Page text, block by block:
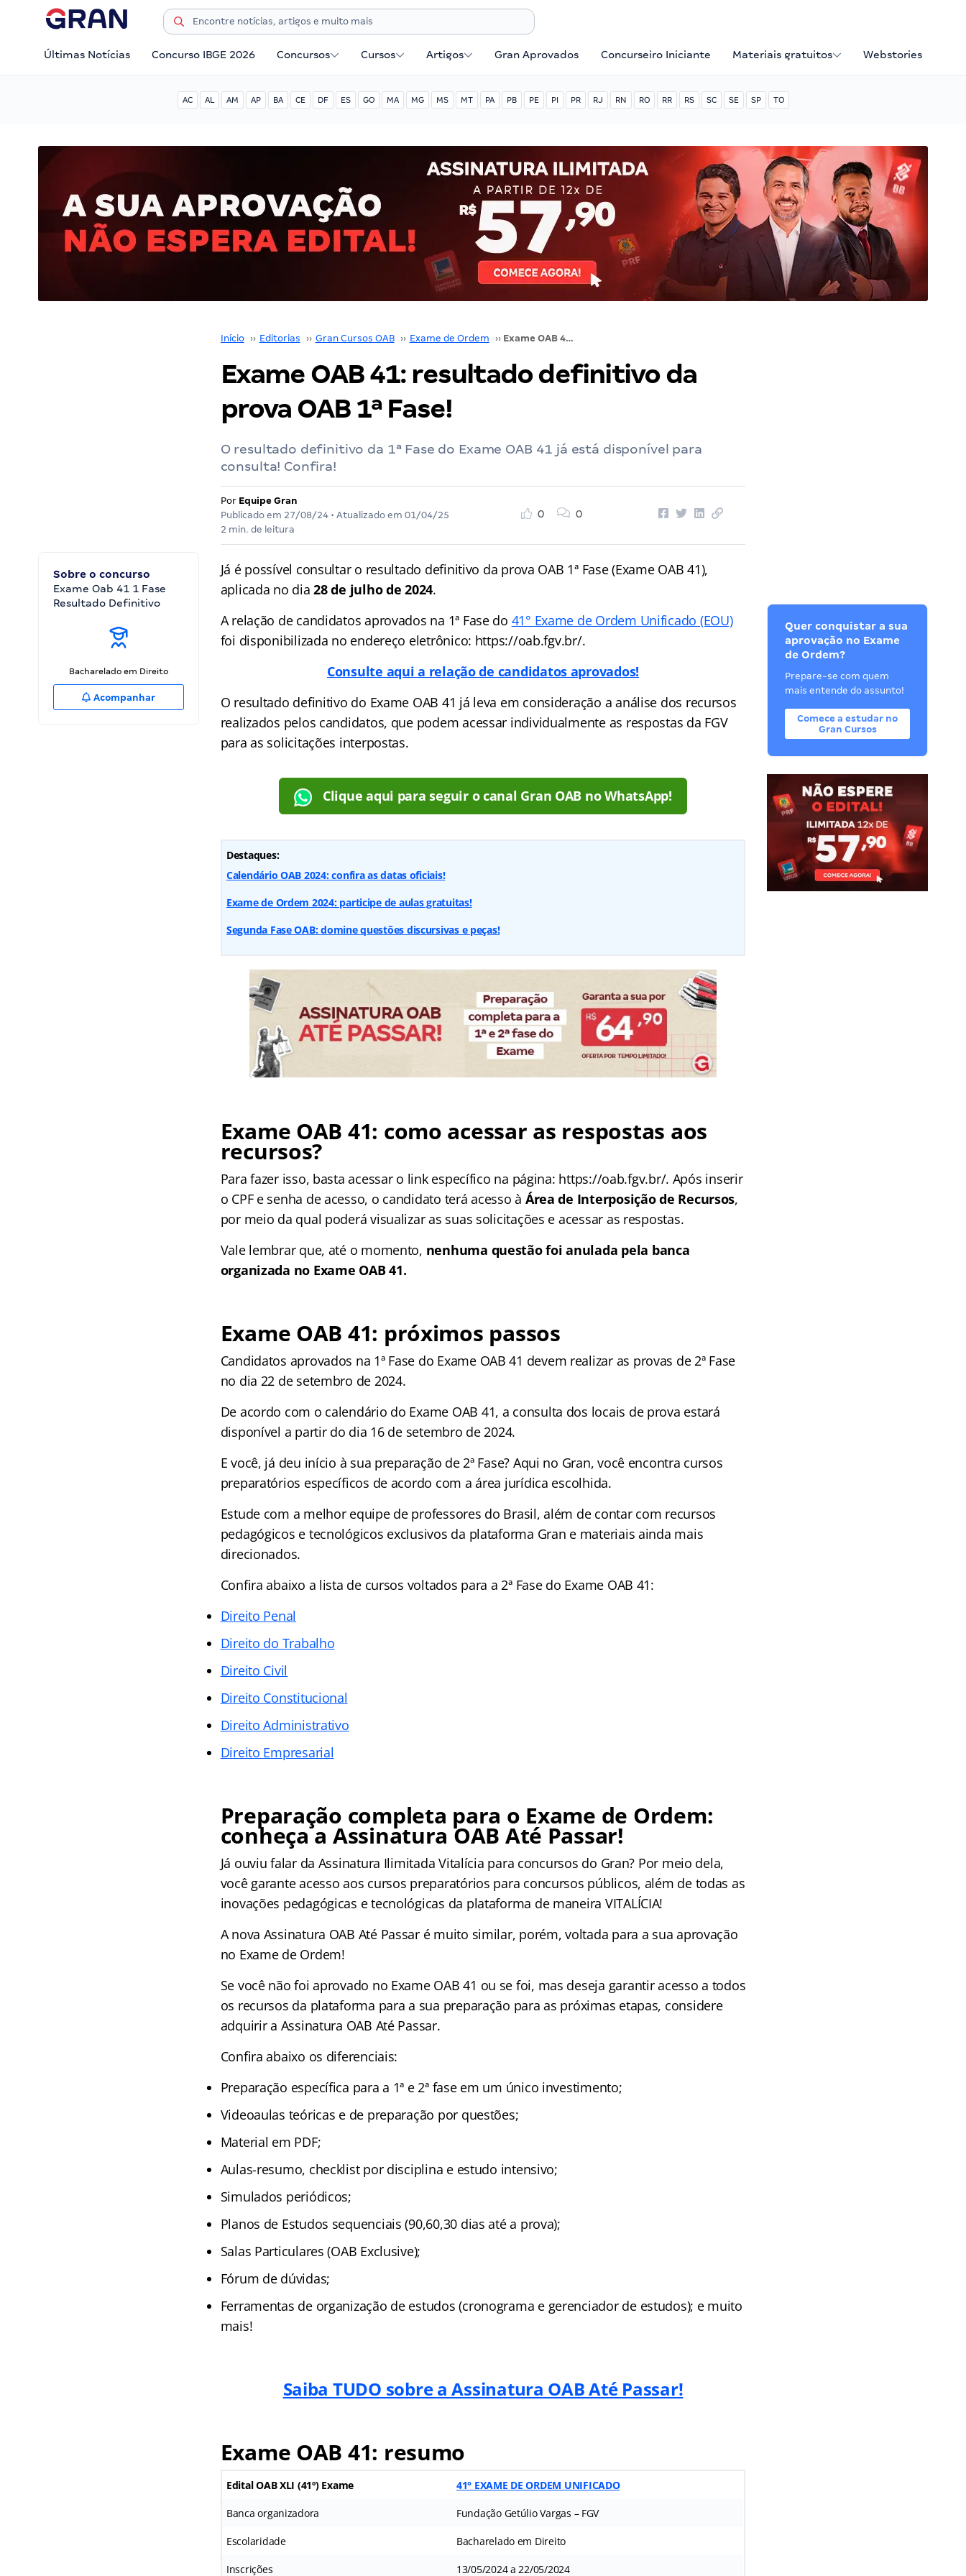
Últimas Notícias Concurso IBGE 2026 Concursos Cursos Artigos Gran Aprovados Concurseiro Iniciante Materiais gratuitos Webstories
AC AL AM AP BA CE DF ES GO MA MG MS MT PA PB PE PI PR RJ RN RO RR RS SC SE SP TO
Início ›› Editorias ›› Gran Cursos OAB ›› Exame de Ordem ›› Exame OAB 41: resultado definitivo da prova OAB 1ª Fase!
Exame OAB 41: resultado definitivo da
prova OAB 1ª Fase!
O resultado definitivo da 1ª Fase do Exame OAB 41 já está disponível para
consulta! Confira!
Por Equipe Gran
Publicado em 27/08/24• Atualizado em 01/04/25
2 min. de leitura
0 0
Sobre o concurso
Exame Oab 41 1 Fase
Resultado Definitivo
Bacharelado em Direito
Acompanhar
Já é possível consultar o resultado definitivo da prova OAB 1ª Fase (Exame OAB 41),
aplicada no dia28 de julho de 2024.
A relação de candidatos aprovados na 1ª Fase do 41° Exame de Ordem Unificado (EOU)
foi disponibilizada no endereço eletrônico: https://oab.fgv.br/.
Consulte aqui a relação de candidatos aprovados!
O resultado definitivo do Exame OAB 41 já leva em consideração a análise dos recursos
realizados pelos candidatos, que podem acessar individualmente as respostas da FGV
para as solicitações interpostas.
Clique aqui para seguir o canal Gran OAB no WhatsApp!
Destaques:
Calendário OAB 2024: confira as datas oficiais!
Exame de Ordem 2024: participe de aulas gratuitas!
Segunda Fase OAB: domine questões discursivas e peças!
Exame OAB 41: como acessar as respostas aos
recursos?
Para fazer isso, basta acessar o link específico na página: https://oab.fgv.br/. Após inserir
o CPF e senha de acesso, o candidato terá acesso à Área de Interposição de Recursos,
por meio da qual poderá visualizar as suas solicitações e acessar as respostas.
Vale lembrar que, até o momento, nenhuma questão foi anulada pela banca
organizada no Exame OAB 41.
Exame OAB 41: próximos passos
Candidatos aprovados na 1ª Fase do Exame OAB 41 devem realizar as provas de 2ª Fase
no dia 22 de setembro de 2024.
De acordo com o calendário do Exame OAB 41, a consulta dos locais de prova estará
disponível a partir do dia 16 de setembro de 2024.
E você, já deu início à sua preparação de 2ª Fase? Aqui no Gran, você encontra cursos
preparatórios específicos de acordo com a área jurídica escolhida.
Estude com a melhor equipe de professores do Brasil, além de contar com recursos
pedagógicos e tecnológicos exclusivos da plataforma Gran e materiais ainda mais
direcionados.
Confira abaixo a lista de cursos voltados para a 2ª Fase do Exame OAB 41:
Direito Penal
Direito do Trabalho
Direito Civil
Direito Constitucional
Direito Administrativo
Direito Empresarial
Preparação completa para o Exame de Ordem:
conheça a Assinatura OAB Até Passar!
Já ouviu falar da Assinatura Ilimitada Vitalícia para concursos do Gran? Por meio dela,
você garante acesso aos cursos preparatórios para concursos públicos, além de todas as
inovações pedagógicas e tecnológicas da plataforma de maneira VITALÍCIA!
A nova Assinatura OAB Até Passar é muito similar, porém, voltada para a sua aprovação
no Exame de Ordem!
Se você não foi aprovado no Exame OAB 41 ou se foi, mas deseja garantir acesso a todos
os recursos da plataforma para a sua preparação para as próximas etapas, considere
adquirir a Assinatura OAB Até Passar.
Confira abaixo os diferenciais:
Preparação específica para a 1ª e 2ª fase em um único investimento;
Videoaulas teóricas e de preparação por questões;
Material em PDF;
Aulas-resumo, checklist por disciplina e estudo intensivo;
Simulados periódicos;
Planos de Estudos sequenciais (90,60,30 dias até a prova);
Salas Particulares (OAB Exclusive);
Fórum de dúvidas;
Ferramentas de organização de estudos (cronograma e gerenciador de estudos); e muito
mais!
Saiba TUDO sobre a Assinatura OAB Até Passar!
Exame OAB 41: resumo
Edital OAB XLI (41º) Exame 41° EXAME DE ORDEM UNIFICADO
Banca organizadora Fundação Getúlio Vargas – FGV
Escolaridade Bacharelado em Direito
Inscrições 13/05/2024 a 22/05/2024
Quer conquistar a sua
aprovação no Exame
de Ordem?
Prepare-se com quem
mais entende do assunto!
Comece a estudar no
Gran Cursos